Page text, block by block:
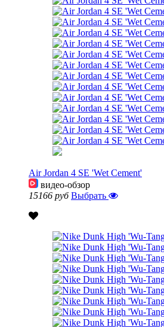
Air Jordan 4 SE 'Wet Cement'
видео-обзор
15166 руб Выбрать